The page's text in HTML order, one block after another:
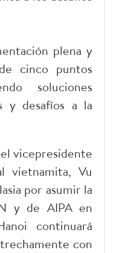
plena y
cinco puntos
soluciones
y desafíos a la
vicepresidente
vietnamita, Vu
por asumir la
y de AIPA en
continuará
con